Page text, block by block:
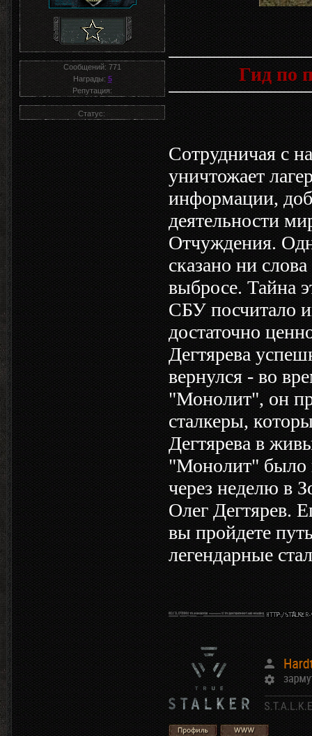
Сообщений: 771
Награды: 5
Репутация:
Статус:
Гид по
Сотрудничая с
уничтожает
информации,
деятельности
Отчуждения.
сказано ни
выбросе. Тайна
СБУ посчитало
достаточно
Дегтярева
вернулся - во
"Монолит", он
сталкеры,
Дегтярева в
"Монолит" было
через неделю в
Олег Дегтярев.
вы пройдете
легендарные